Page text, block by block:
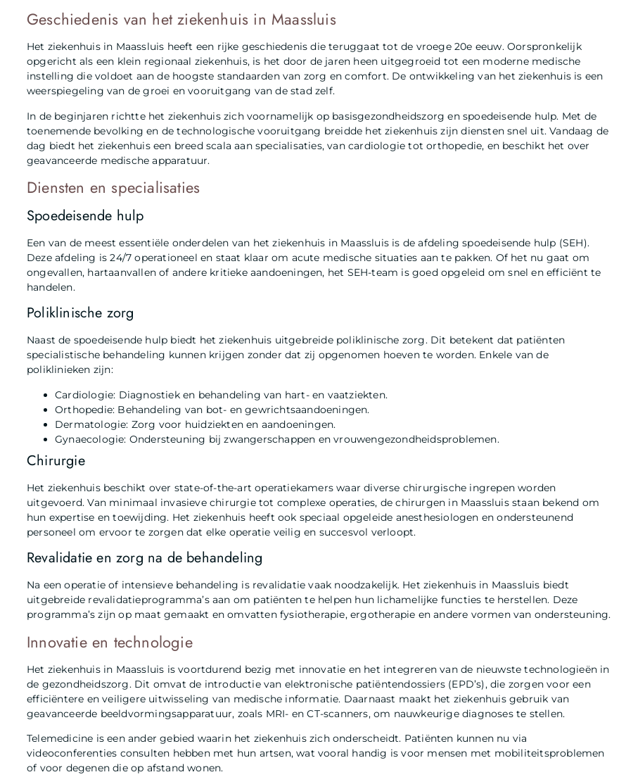
Geschiedenis van het ziekenhuis in Maassluis
Het ziekenhuis in Maassluis heeft een rijke geschiedenis die teruggaat tot de vroege 20e eeuw. Oorspronkelijk
opgericht als een klein regionaal ziekenhuis, is het door de jaren heen uitgegroeid tot een moderne medische
instelling die voldoet aan de hoogste standaarden van zorg en comfort. De ontwikkeling van het ziekenhuis is een
weerspiegeling van de groei en vooruitgang van de stad zelf.
In de beginjaren richtte het ziekenhuis zich voornamelijk op basisgezondheidszorg en spoedeisende hulp. Met de
toenemende bevolking en de technologische vooruitgang breidde het ziekenhuis zijn diensten snel uit. Vandaag de
dag biedt het ziekenhuis een breed scala aan specialisaties, van cardiologie tot orthopedie, en beschikt het over
geavanceerde medische apparatuur.
Diensten en specialisaties
Spoedeisende hulp
Een van de meest essentiële onderdelen van het ziekenhuis in Maassluis is de afdeling spoedeisende hulp (SEH).
Deze afdeling is 24/7 operationeel en staat klaar om acute medische situaties aan te pakken. Of het nu gaat om
ongevallen, hartaanvallen of andere kritieke aandoeningen, het SEH-team is goed opgeleid om snel en efficiënt te
handelen.
Poliklinische zorg
Naast de spoedeisende hulp biedt het ziekenhuis uitgebreide poliklinische zorg. Dit betekent dat patiënten
specialistische behandeling kunnen krijgen zonder dat zij opgenomen hoeven te worden. Enkele van de
poliklinieken zijn:
Cardiologie: Diagnostiek en behandeling van hart- en vaatziekten.
Orthopedie: Behandeling van bot- en gewrichtsaandoeningen.
Dermatologie: Zorg voor huidziekten en aandoeningen.
Gynaecologie: Ondersteuning bij zwangerschappen en vrouwengezondheidsproblemen.
Chirurgie
Het ziekenhuis beschikt over state-of-the-art operatiekamers waar diverse chirurgische ingrepen worden
uitgevoerd. Van minimaal invasieve chirurgie tot complexe operaties, de chirurgen in Maassluis staan bekend om
hun expertise en toewijding. Het ziekenhuis heeft ook speciaal opgeleide anesthesiologen en ondersteunend
personeel om ervoor te zorgen dat elke operatie veilig en succesvol verloopt.
Revalidatie en zorg na de behandeling
Na een operatie of intensieve behandeling is revalidatie vaak noodzakelijk. Het ziekenhuis in Maassluis biedt
uitgebreide revalidatieprogramma’s aan om patiënten te helpen hun lichamelijke functies te herstellen. Deze
programma’s zijn op maat gemaakt en omvatten fysiotherapie, ergotherapie en andere vormen van ondersteuning.
Innovatie en technologie
Het ziekenhuis in Maassluis is voortdurend bezig met innovatie en het integreren van de nieuwste technologieën in
de gezondheidszorg. Dit omvat de introductie van elektronische patiëntendossiers (EPD’s), die zorgen voor een
efficiëntere en veiligere uitwisseling van medische informatie. Daarnaast maakt het ziekenhuis gebruik van
geavanceerde beeldvormingsapparatuur, zoals MRI- en CT-scanners, om nauwkeurige diagnoses te stellen.
Telemedicine is een ander gebied waarin het ziekenhuis zich onderscheidt. Patiënten kunnen nu via
videoconferenties consulten hebben met hun artsen, wat vooral handig is voor mensen met mobiliteitsproblemen
of voor degenen die op afstand wonen.